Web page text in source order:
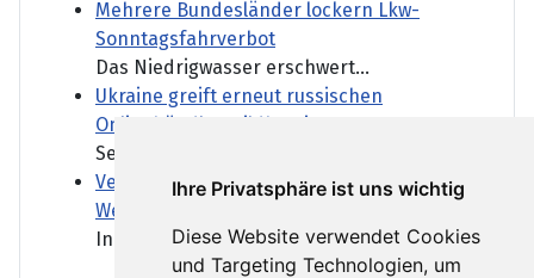
Ihre Privatsphäre ist uns wichtig
Diese Website verwendet Cookies
und Targeting Technologien, um
Mehrere Bundesländer lockern Lkw-
Sonntagsfahrverbot
Das Niedrigwasser erschwert...
Ukraine greift erneut russischen
Onlinehändler Wildberries an
Seit einigen Wochen greift...
Verdächtiger Drohnenflug über "Patriot-
Werft"
In Mechernich befindet sich...